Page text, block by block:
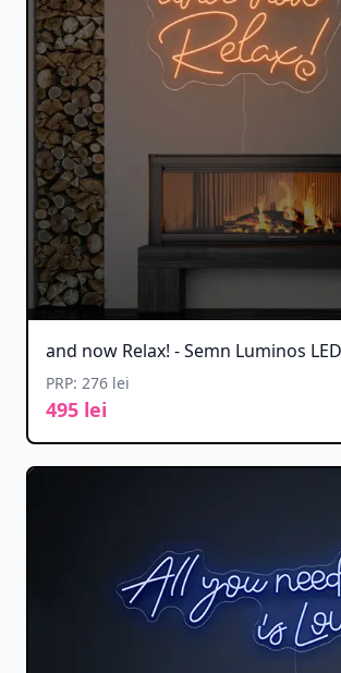
and now Relax! - Semn Luminos
PRP: 276 lei
495 lei